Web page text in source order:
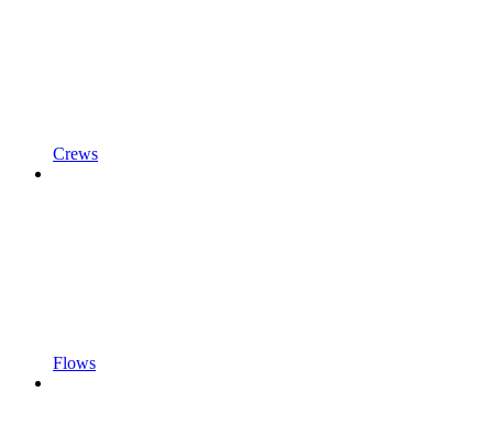
Crews
Flows